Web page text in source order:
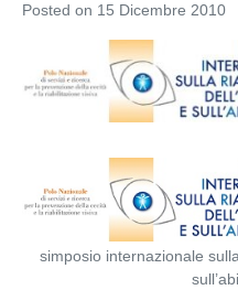
Posted on 15 Dicembre 2010
simposio internazionale